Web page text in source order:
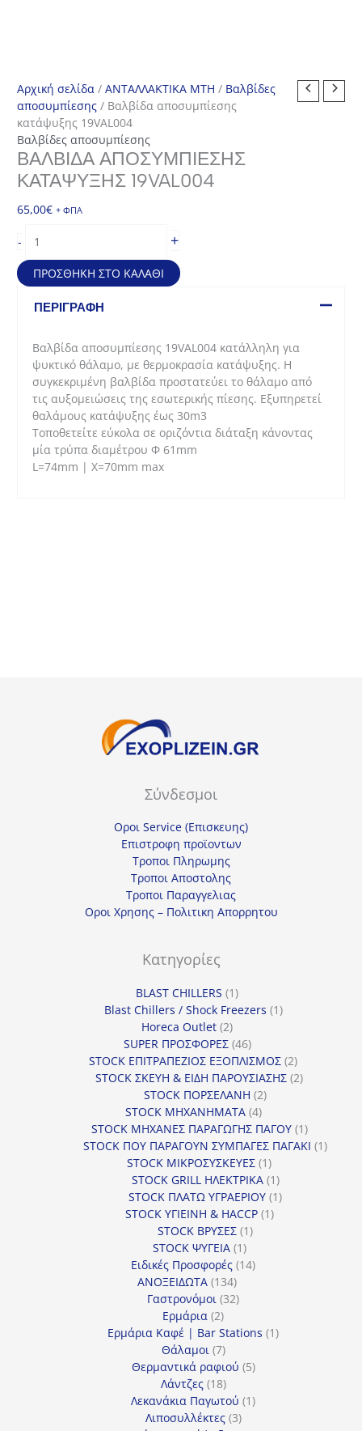
Αρχική σελίδα /ΑΝΤΑΛΛΑΚΤΙΚΑ MTH / Βαλβίδες
αποσυμπίεσης / Βαλβίδα αποσυμπίεσης
κατάψυξης 19VAL004
Βαλβίδες αποσυμπίεσης
ΒΑΛΒΊΔΑ ΑΠΟΣΥΜΠΊΕΣΗΣ
ΚΑΤΆΨΥΞΗΣ 19VAL004
65,00€ + ΦΠΑ
-
αποσυμπίεσης
κατάψυξης
19VAL004
ποσότητα
+
ΠΡΟΣΘΉΚΗ ΣΤΟ ΚΑΛΆΘΙ
ΠΕΡΙΓΡΑΦΉ
Βαλβίδα αποσυμπίεσης 19VAL004 κατάλληλη για
ψυκτικό θάλαμο, με θερμοκρασία κατάψυξης. Η
συγκεκριμένη βαλβίδα προστατεύει το θάλαμο από
τις αυξομειώσεις της εσωτερικής πίεσης. Εξυπηρετεί
θαλάμους κατάψυξης έως 30m3
Τοποθετείτε εύκολα σε οριζόντια διάταξη κάνοντας
μία τρύπα διαμέτρου Φ 61mm
L=74mm | X=70mm max
Σύνδεσμοι
Οροι Service (Επισκευης)
Επιστροφη προϊοντων
Τροποι Πληρωμης
Τροποι Αποστολης
Τροποι Παραγγελιας
Οροι Χρησης – Πολιτικη Απορρητου
Κατηγορίες
BLAST CHILLERS 11
προϊόν
Blast Chillers / Shock Freezers 11
Horeca Outlet 22
προϊόντα
SUPER ΠΡΟΣΦΟΡΕΣ 4646
προϊόντα
STOCK ΕΠΙΤΡΑΠΕΖΙΟΣ ΕΞΟΠΛΙΣΜΟΣ 22
προϊόντα
STOCK ΣΚΕΥΗ & ΕΙΔΗ ΠΑΡΟΥΣΙΑΣΗΣ 22
STOCK ΠΟΡΣΕΛΑΝΗ 22
STOCK ΜΗΧΑΝΗΜΑΤΑ 44
προϊόντα
STOCK ΜΗΧΑΝΕΣ ΠΑΡΑΓΩΓΗΣ ΠΑΓΟΥ 11
προϊόν
STOCK ΠΟΥ ΠΑΡΑΓΟΥΝ ΣΥΜΠΑΓΕΣ ΠΑΓΑΚΙ 11
STOCK ΜΙΚΡΟΣΥΣΚΕΥΕΣ 11
προϊόν
STOCK GRILL ΗΛΕΚΤΡΙΚΑ 11
προϊόν
STOCK ΠΛΑΤΩ ΥΓΡΑΕΡΙΟΥ 11
STOCK ΥΓΙΕΙΝΗ & HACCP 11
STOCK ΒΡΥΣΕΣ 11
STOCK ΨΥΓΕΙΑ 11
προϊόν
Ειδικές Προσφορές 1414
ΑΝΟΞΕΙΔΩΤΑ 134134
προϊόντα
Γαστρονόμοι 3232
Ερμάρια 22
προϊόντα
Ερμάρια Καφέ | Bar Stations 11
Θάλαμοι 77
προϊόντα
Θερμαντικά ραφιού 55
Λάντζες 1818
προϊόντα
Λεκανάκια Παγωτού 11
Λιποσυλλέκτες 33